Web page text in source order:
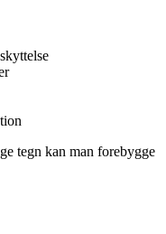
tegn kan man forebygge